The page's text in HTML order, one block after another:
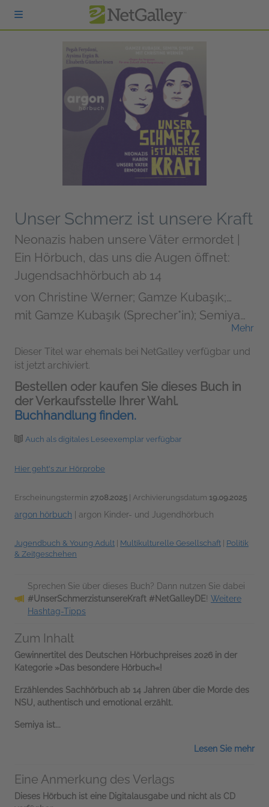
zum Hauptinhalt springen
Unser Schmerz ist unsere Kraft
Neonazis haben unsere Väter ermordet |
Ein Hörbuch, das uns die Augen öffnet:
Jugendsachhörbuch ab 14
von Christine Werner; Gamze Kubaşık;
Semiya Şimşek
mit Gamze Kubaşık (Sprecher*in); Semiya
(Sprecher*in); Aysima Ergün (Sprecher*in);
Elisabeth Günther (Sprecher*in)
Mehr
Dieser Titel war ehemals bei NetGalley verfügbar und
ist jetzt archiviert.
Bestellen oder kaufen Sie dieses Buch in
der Verkaufsstelle Ihrer Wahl.
Buchhandlung finden.
Auch als digitales Leseexemplar verfügbar
Hier geht's zur Hörprobe
Erscheinungstermin 27.08.2025 | Archivierungsdatum 19.09.2025
argon hörbuch argon Kinder- und Jugendhörbuch
Jugendbuch & Young Adult Multikulturelle Gesellschaft
Politik
& Zeitgeschehen
Sprechen Sie über dieses Buch? Dann nutzen Sie dabei
#UnserSchmerzistunsereKraft #NetGalleyDE! Weitere
Hashtag-Tipps
Zum Inhalt
Gewinnertitel des Deutschen Hörbuchpreises 2026 in der
Kategorie »Das besondere Hörbuch«!
Erzählendes Sachhörbuch ab 14 Jahren über die Morde des
NSU, authentisch und emotional erzählt.
Semiya ist...
Lesen Sie mehr
Eine Anmerkung des Verlags
Dieses Hörbuch ist eine Digitalausgabe und nicht als CD